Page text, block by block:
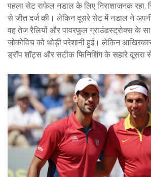
पहला सेट राफेल नडाल के लिए निराशाजनक रहा,
से जीत दर्ज की। लेकिन दूसरे सेट में नडाल ने अपनी
वह तेज रैलियों और पावरफुल ग्राउंडस्ट्रोक्स के
जोकोविच को थोड़ी परेशानी हुई। लेकिन
ड्रॉप शॉट्स और सटीक फिनिशिंग के सहारे दूसरा